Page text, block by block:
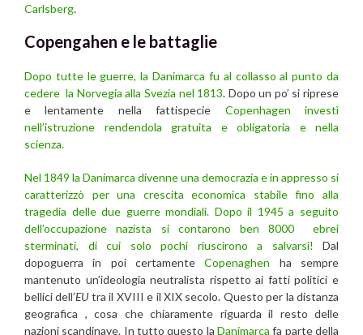
Carlsberg.
Copengahen e le battaglie
Dopo tutte le guerre, la Danimarca fu al collasso al punto da
cedere la Norvegia alla Svezia nel 1813. Dopo un po’ si riprese
e lentamente nella fattispecie Copenhagen investì
nell’istruzione rendendola gratuita e obligatoria e nella
scienza.
Nel 1849 la Danimarca divenne una democrazia e in appresso si
caratterizzò per una crescita economica stabile fino alla
tragedia delle due guerre mondiali. Dopo il 1945 a seguito
dell’occupazione nazista si contarono ben 8000 ebrei
sterminati, di cui solo pochi riuscirono a salvarsi! Dal
dopoguerra in poi certamenteCopenaghen ha sempre
mantenuto un’ideologia neutralista rispetto ai fatti politici e
bellici dell’EUtra il XVIII e il XIX secolo. Questo per la distanza
geografica , cosa che chiaramente riguarda il resto delle
nazioni scandinave. In tutto questo la Danimarca fa parte della